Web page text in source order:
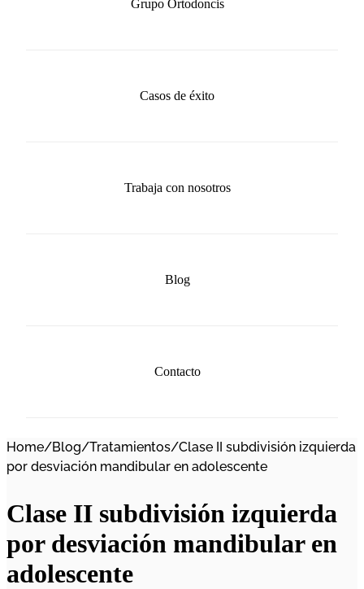
Grupo Ortodoncis
Casos de éxito
Trabaja con nosotros
Blog
Contacto
Home/Blog/Tratamientos/Clase II subdivisión izquierda
por desviación mandibular en adolescente
Clase II subdivisión izquierda
por desviación mandibular en
adolescente